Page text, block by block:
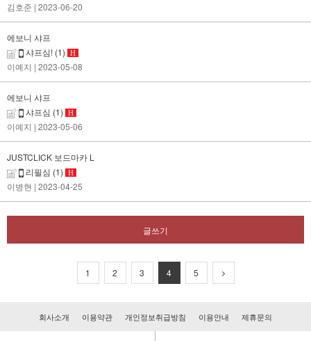
김호준 | 2023-06-20
에보니 샤프
샤프심! (1) H
이예지 | 2023-05-08
에보니 샤프
샤프심 (1) H
이예지 | 2023-05-06
JUSTCLICK 보드마카 L
리필심 (1) H
이병현 | 2023-04-25
글쓰기
1 2 3 4 5
회사소개 이용약관 개인정보취급방침 이용안내 제휴문의